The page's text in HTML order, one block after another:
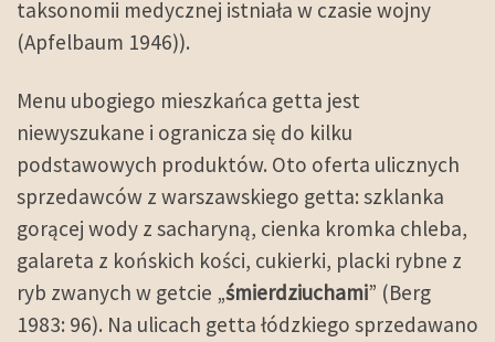
taksonomii medycznej istniała w czasie wojny
(Apfelbaum 1946)).
Menu ubogiego mieszkańca getta jest
niewyszukane i ogranicza się do kilku
podstawowych produktów. Oto oferta ulicznych
sprzedawców z warszawskiego getta: szklanka
gorącej wody z sacharyną, cienka kromka chleba,
galareta z końskich kości, cukierki, placki rybne z
ryb zwanych w getcie „śmierdziuchami” (Berg
1983: 96). Na ulicach getta łódzkiego sprzedawano